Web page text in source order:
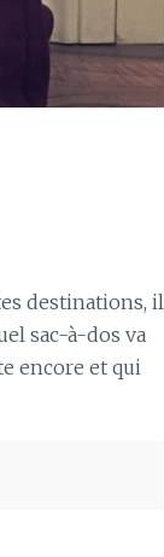
destinations, il
sac-à-dos va
encore et qui